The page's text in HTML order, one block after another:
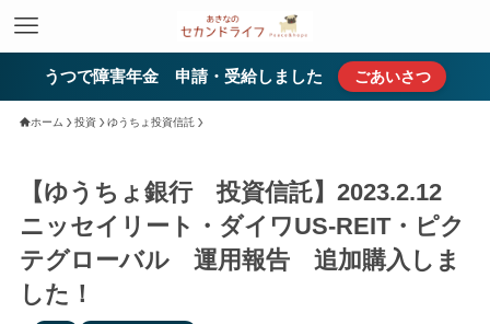
うつで障害年金 申請・受給しました ごあいさつ
ホーム 投資 ゆうちょ投資信託
【ゆうちょ銀行 投資信託】2023.2.12
ニッセイリート・ダイワUS-REIT・ピク
テグローバル 運用報告 追加購入しま
した！